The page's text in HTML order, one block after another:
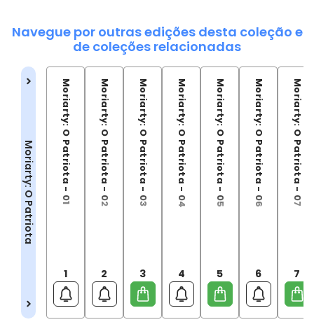
Navegue por outras edições desta coleção e
de coleções relacionadas
Moriarty: O Patriota Moriarty: O Patriota - 01
1
Moriarty: O Patriota - 02
2
Moriarty: O Patriota - 03
3
Moriarty: O Patriota - 04
4
Moriarty: O Patriota - 05
5
Moriarty: O Patriota - 06
6
Moriarty: O Patriota - 07
7